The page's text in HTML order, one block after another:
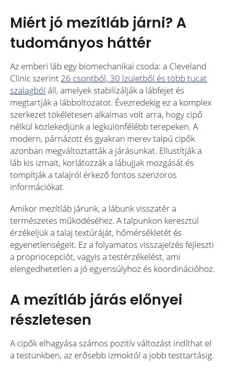
Miért jó mezítláb járni? A
tudományos háttér
Az emberi láb egy biomechanikai csoda: a Cleveland
Clinic szerint 26 csontból, 30 ízületből és több tucat
szalagból áll, amelyek stabilizálják a lábfejet és
megtartják a lábboltozatot. Évezredekig ez a komplex
szerkezet tökéletesen alkalmas volt arra, hogy cipő
nélkül közlekedjünk a legkülönfélébb terepeken. A
modern, párnázott és gyakran merev talpú cipők
azonban megváltoztatták a járásunkat. Ellustítják a
láb kis izmait, korlátozzák a lábujjak mozgását és
tompítják a talajról érkező fontos szenzoros
információkat.
Amikor mezítláb járunk, a lábunk visszatér a
természetes működéséhez. A talpunkon keresztül
érzékeljük a talaj textúráját, hőmérsékletét és
egyenetlenségeit. Ez a folyamatos visszajelzés fejleszti
a propriocepciót, vagyis a testérzékelést, ami
elengedhetetlen a jó egyensúlyhoz és koordinációhoz.
A mezítláb járás előnyei
részletesen
A cipők elhagyása számos pozitív változást indíthat el
a testünkben, az erősebb izmoktól a jobb testtartásig.